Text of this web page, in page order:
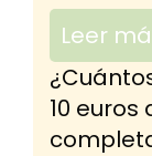
Leer
10 euros